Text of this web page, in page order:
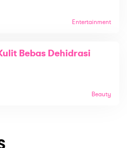
Entertainment
Bebas Dehidrasi
Beauty